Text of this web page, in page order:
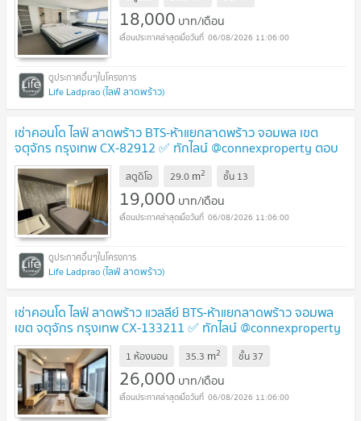
18,000 บาท/เดือน
06/08/2026 11:06:00
Life Ladprao (ไลฟ์ ลาดพร้าว)
เช่าคอนโด ไลฟ์ ลาดพร้าว BTS-ห้าแยกลาดพร้าว จอมพล เขต
จตุจักร กรุงเทพ CX-82912 ✅ ทักไลน์ @connexproperty ตอบ
ทันที ทีมงานมืออาชีพ ✅
สตูดิโอ 29.0 m2 ชั้น 13
19,000 บาท/เดือน
06/08/2026 11:06:00
Life Ladprao (ไลฟ์ ลาดพร้าว)
เช่าคอนโด ไลฟ์ ลาดพร้าว แวลลีย์ BTS-ห้าแยกลาดพร้าว จอมพล
เขต จตุจักร กรุงเทพ CX-133211 ✅ ทักไลน์ @connexproperty
ตอบทันที ทีมงานมืออาชีพ ✅
1 ห้องนอน 35.3 m2 ชั้น 37
26,000 บาท/เดือน
06/08/2026 11:06:00